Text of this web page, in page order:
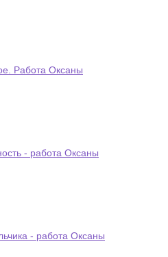
Работа Оксаны
- работа Оксаны
- работа Оксаны